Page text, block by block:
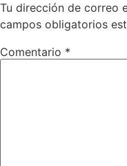
Tu dirección de correo
campos obligatorios
Comentario *